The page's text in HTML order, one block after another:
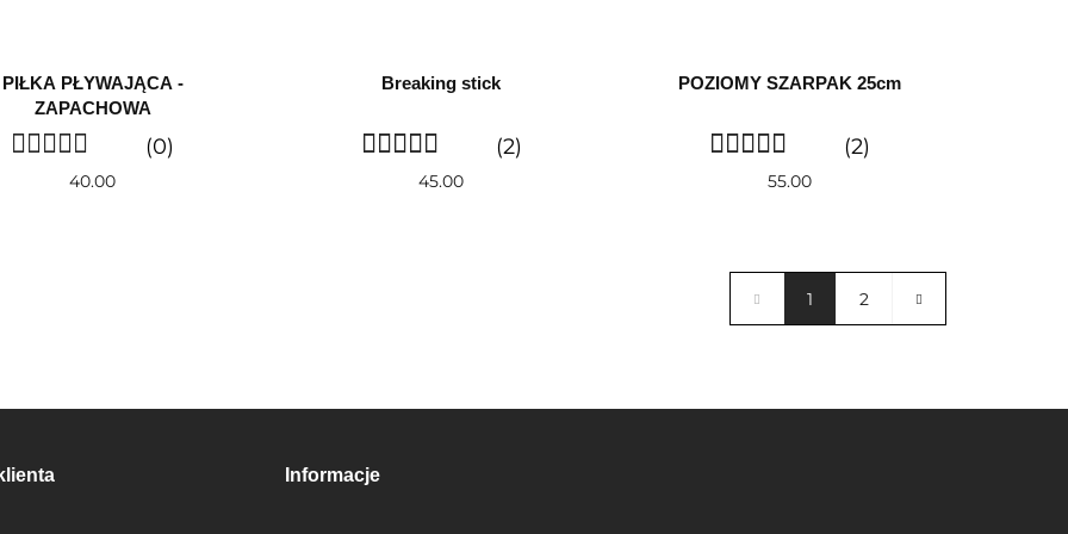
PIŁKA PŁYWAJĄCA -
ZAPACHOWA
(0)
40.00
Breaking stick
(2)
45.00
POZIOMY SZARPAK 25cm
(2)
55.00
1 2
Informacje